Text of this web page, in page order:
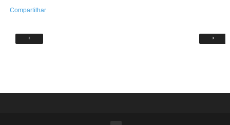
Compartilhar
‹ ›